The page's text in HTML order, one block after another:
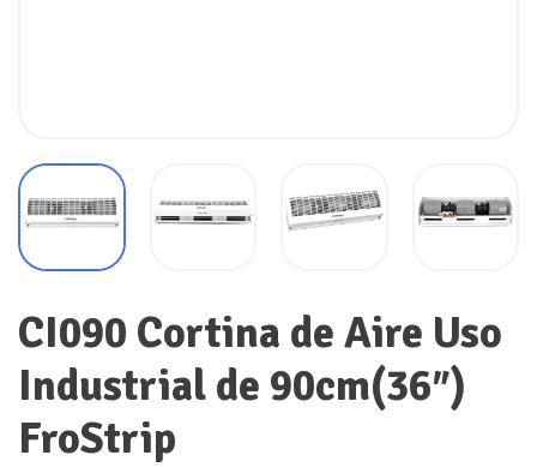
CI090 Cortina de Aire Uso
Industrial de 90cm(36″)
FroStrip